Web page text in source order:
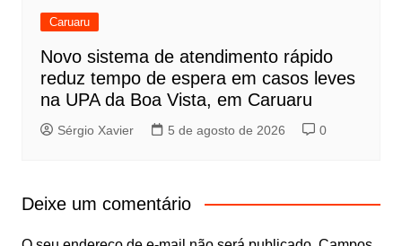
Caruaru
Novo sistema de atendimento rápido
reduz tempo de espera em casos leves
na UPA da Boa Vista, em Caruaru
Sérgio Xavier 5 de agosto de 2026 0
Deixe um comentário